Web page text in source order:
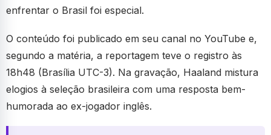
enfrentar o Brasil foi especial.
O conteúdo foi publicado em seu canal no YouTube e,
segundo a matéria, a reportagem teve o registro às
18h48 (Brasília UTC-3). Na gravação, Haaland mistura
elogios à seleção brasileira com uma resposta bem-
humorada ao ex-jogador inglês.